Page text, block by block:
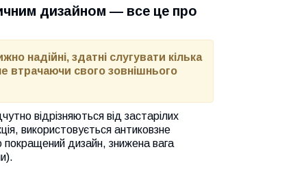
дизайном — все це про
надійні, здатні слугувати кілька
втрачаючи свого зовнішнього
відрізняються від застарілих
використовується антиковзне
покращений дизайн, знижена вага